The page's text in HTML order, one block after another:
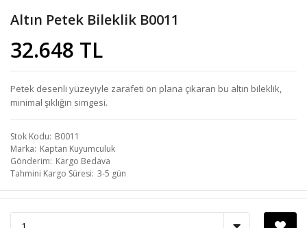
Altın Petek Bileklik B0011
32.648 TL
Petek desenli yüzeyiyle zarafeti ön plana çıkaran bu altın bileklik,
minimal şıklığın simgesi.
Stok Kodu B0011
Marka Kaptan Kuyumculuk
Gönderim Kargo Bedava
Tahmini Kargo Süresi 3-5 gün